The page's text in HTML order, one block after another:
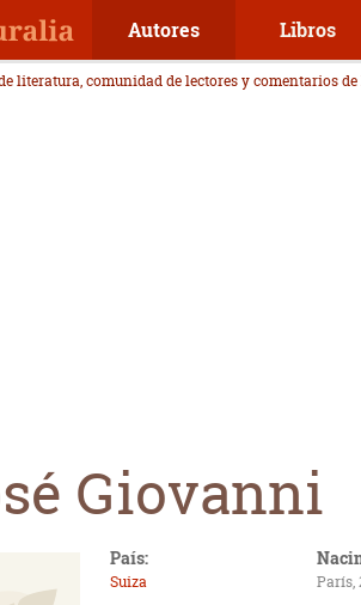
Autores Libros
literatura, comunidad de lectores y comentarios
Giovanni
País:
Suiza París,